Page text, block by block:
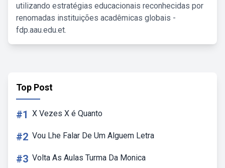
utilizando estratégias educacionais reconhecidas por
renomadas instituições acadêmicas globais -
fdp.aau.edu.et.
Top Post
#1 X Vezes X é Quanto
#2 Vou Lhe Falar De Um Alguem Letra
#3 Volta As Aulas Turma Da Monica